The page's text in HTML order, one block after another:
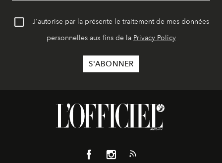
J'autorise par la présente le traitement de mes données
personnelles aux fins de la Privacy Policy